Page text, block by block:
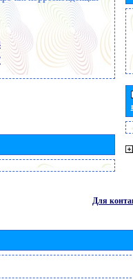
Для